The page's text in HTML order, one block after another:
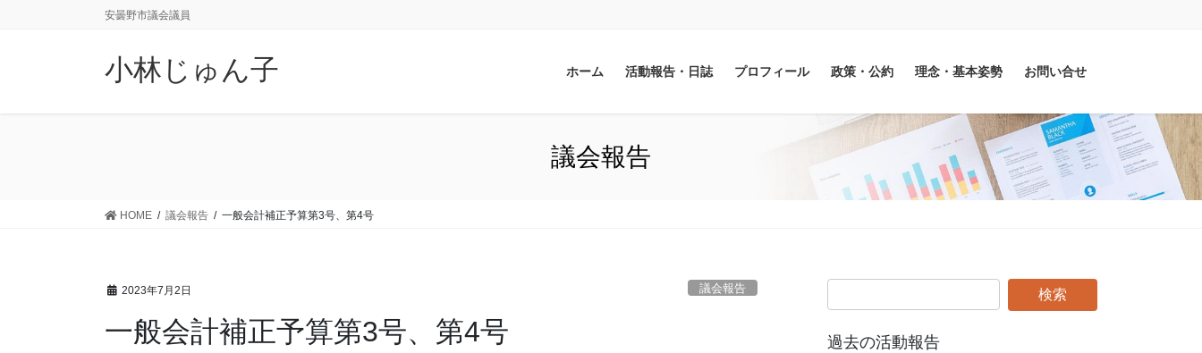
安曇野市議会議員
小林じゅん子 ホーム 活動報告・日誌 プロフィール 政策・公約 理念・基本姿勢 お問い合せ
議会報告
HOME 議会報告 一般会計補正予算第3号、第4号
2023年7月2日 議会報告
一般会計補正予算第3号、第4号 過去の活動報告